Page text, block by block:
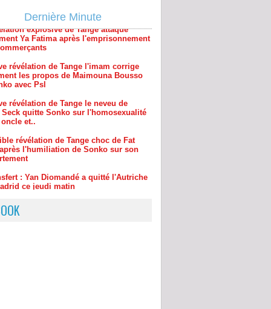
Dernière Minute
révélation de Tange l'imam corrige
les propos de Maimouna Bousso
avec Psl
révélation de Tange le neveu de
Seck quitte Sonko sur l'homosexualité
et..
révélation de Tange choc de Fat
l'humiliation de Sonko sur son
: Yan Diomandé a quitté l'Autriche
ce jeudi matin